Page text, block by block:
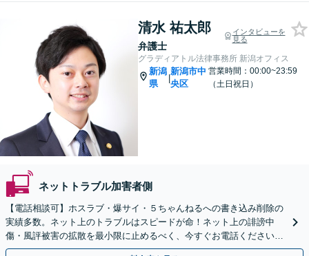
清水 祐太郎
弁護士
インタビューを
見る
グラディアトル法律事務所 新潟オフィス
新潟
県
|
新潟市中
央区
営業時間：00:00~23:59
（土日祝日）
ネットトラブル加害者側
【電話相談可】ホスラブ・爆サイ・５ちゃんねるへの書き込み削除の
実績多数。ネット上のトラブルはスピードが命！ネット上の誹謗中
傷・風評被害の拡散を最小限に止めるべく、今すぐお電話ください。
情報削除に向けて全力を尽くします。